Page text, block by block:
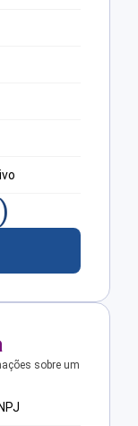
)
sobre um